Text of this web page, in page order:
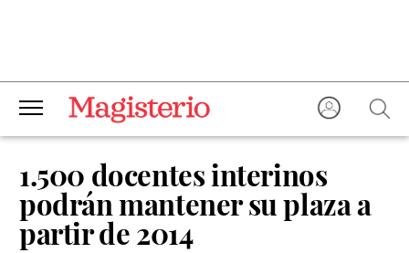
1.500 docentes interinos
podrán mantener su plaza a
partir de 2014